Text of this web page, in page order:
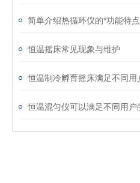
简单介绍热循环仪的*功能特点
恒温摇床常见现象与维护